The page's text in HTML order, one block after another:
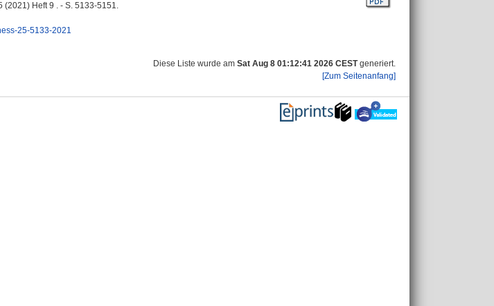
(2021) Heft 9 . - S. 5133-5151.
25-5133-2021
Diese Liste wurde am Sat Aug 8 01:12:41 2026 CESTgeneriert.
[Zum Seitenanfang]